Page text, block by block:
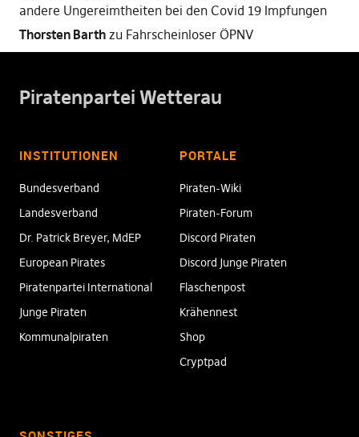
andere Ungereimtheiten bei den Covid 19 Impfungen
Thorsten Barthzu Fahrscheinloser ÖPNV
Piratenpartei Wetterau
INSTITUTIONEN
Bundesverband
Landesverband
Dr. Patrick Breyer, MdEP
European Pirates
Piratenpartei International
Junge Piraten
Kommunalpiraten
PORTALE
Piraten-Wiki
Piraten-Forum
Discord Piraten
Discord Junge Piraten
Flaschenpost
Krähennest
Shop
Cryptpad